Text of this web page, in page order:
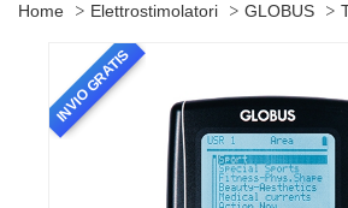
Home Elettrostimolatori GLOBUS
INVIO GRATIS